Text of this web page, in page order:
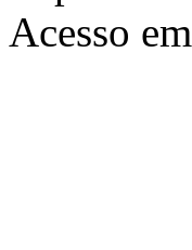
Acesso